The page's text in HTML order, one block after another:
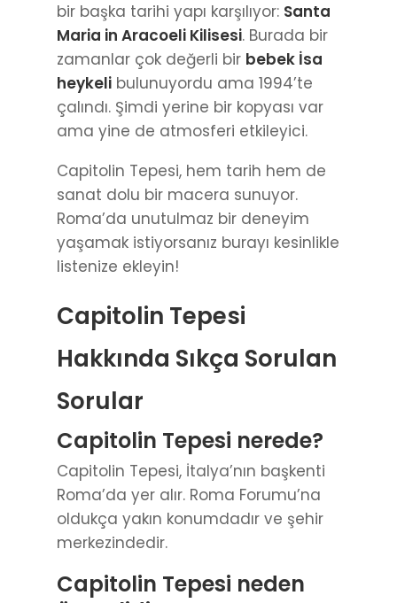
bir başka tarihi yapı karşılıyor: Santa
Maria in Aracoeli Kilisesi. Burada bir
zamanlar çok değerli bir bebek İsa
heykeli bulunuyordu ama 1994’te
çalındı. Şimdi yerine bir kopyası var
ama yine de atmosferi etkileyici.
Capitolin Tepesi, hem tarih hem de
sanat dolu bir macera sunuyor.
Roma’da unutulmaz bir deneyim
yaşamak istiyorsanız burayı kesinlikle
listenize ekleyin!
Capitolin Tepesi
Hakkında Sıkça Sorulan
Sorular
Capitolin Tepesi nerede?
Capitolin Tepesi, İtalya’nın başkenti
Roma’da yer alır. Roma Forumu’na
oldukça yakın konumdadır ve şehir
merkezindedir.
Capitolin Tepesi neden